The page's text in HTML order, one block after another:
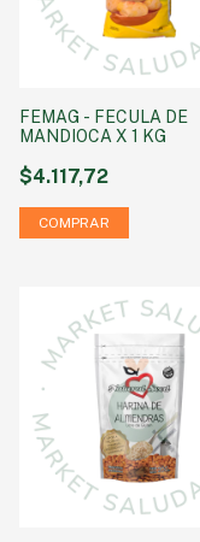
FEMAG - FECULA DE
MANDIOCA X 1 KG
$4.117,72